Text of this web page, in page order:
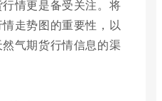
情更是备受关注。将
走势图的重要性，以
气期货行情信息的渠